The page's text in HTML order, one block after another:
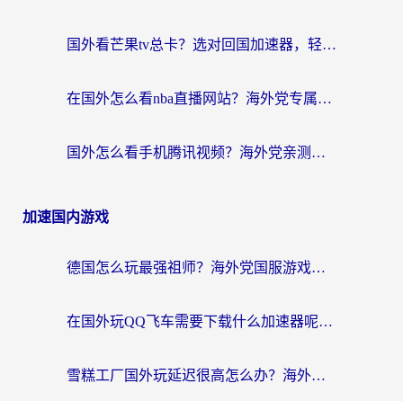
国外看芒果tv总卡？选对回国加速器，轻松追《浪姐》不费劲
在国外怎么看nba直播网站？海外党专属体育观赛指南，告别地区限制！
国外怎么看手机腾讯视频？海外党亲测有效的追剧加速器选择指南
加速国内游戏
德国怎么玩最强祖师？海外党国服游戏加速器选择全攻略（附宝可梦Online实测）
在国外玩QQ飞车需要下载什么加速器呢？海外党亲测有效的国服游戏加速指南
雪糕工厂国外玩延迟很高怎么办？海外玩家国服游戏加速终极攻略（附实测推荐）